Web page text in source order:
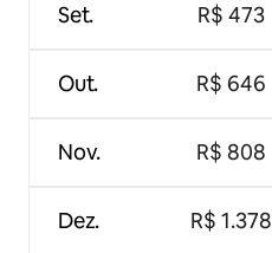
Set.
Out.
Nov.
Dez.
R$ 473
R$ 646
R$ 808
R$ 1.378